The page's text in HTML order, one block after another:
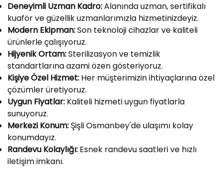
Deneyimli Uzman Kadro:Alanında uzman, sertifikalı
kuaför ve güzellik uzmanlarımızla hizmetinizdeyiz.
Modern Ekipman:Son teknoloji cihazlar ve kaliteli
ürünlerle çalışıyoruz.
Hijyenik Ortam:Sterilizasyon ve temizlik
standartlarına azami özen gösteriyoruz.
Kişiye Özel Hizmet: Her müşterimizin ihtiyaçlarına özel
çözümler üretiyoruz.
Uygun Fiyatlar: Kaliteli hizmeti uygun fiyatlarla
sunuyoruz.
Merkezi Konum: Şişli Osmanbey'de ulaşımı kolay
konumdayız.
Randevu Kolaylığı: Esnek randevu saatleri ve hızlı
iletişim imkanı.